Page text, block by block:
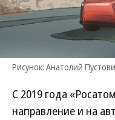
Рисунок: Анатолий
С 2019 года
направление и на